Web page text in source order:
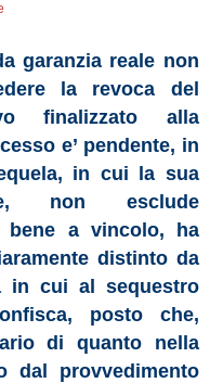
garanzia reale non
la revoca del
finalizzato alla
e’ pendente, in
in cui la sua
non esclude
bene a vincolo, ha
distinto da
in cui al sequestro
posto che,
di quanto nella
dal provvedimento